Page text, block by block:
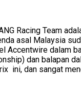
Racing Team
asal Malaysia
Accentwire dalam
dan balapan
ini, dan sangat